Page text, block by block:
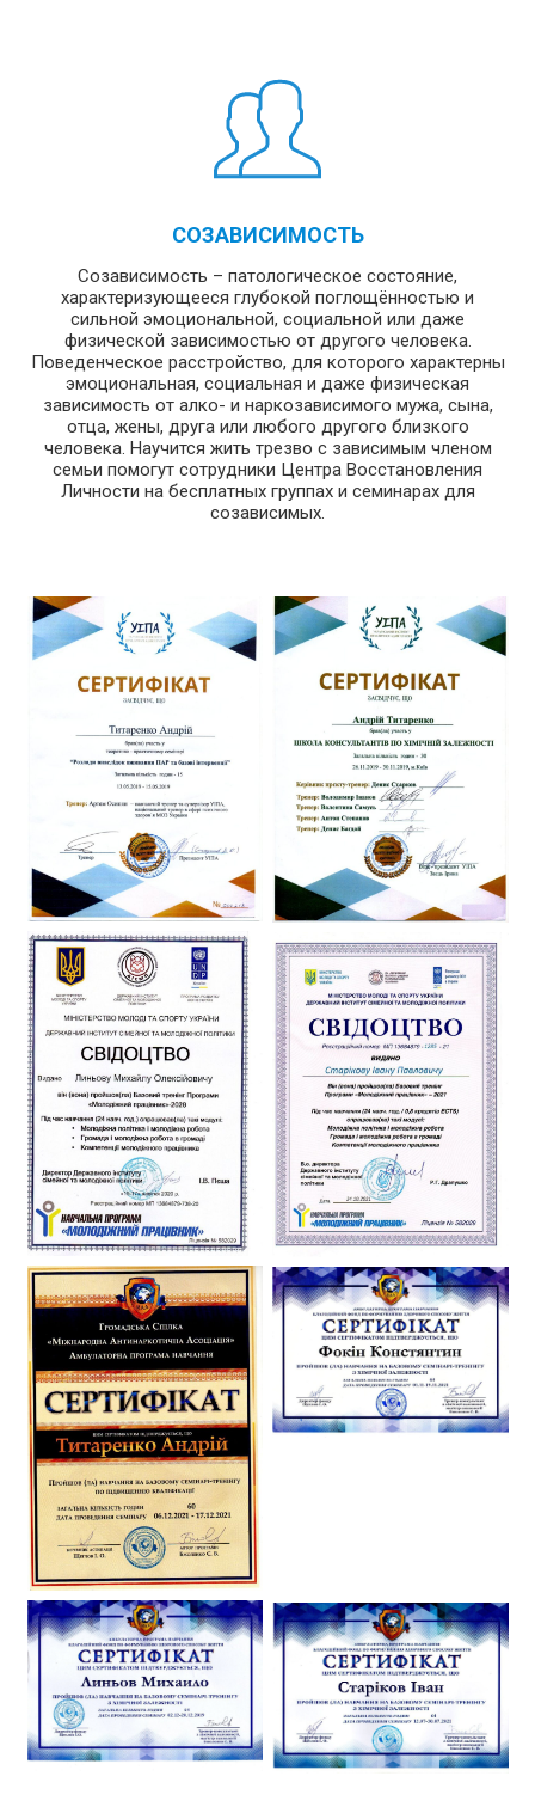
СОЗАВИСИМОСТЬ
Созависимость – патологическое состояние,
характеризующееся глубокой поглощённостью и
сильной эмоциональной, социальной или даже
физической зависимостью от другого человека.
Поведенческое расстройство, для которого характерны
эмоциональная, социальная и даже физическая
зависимость от алко- и наркозависимого мужа, сына,
отца, жены, друга или любого другого близкого
человека. Научится жить трезво с зависимым членом
семьи помогут сотрудники Центра Восстановления
Личности на бесплатных группах и семинарах для
созависимых.